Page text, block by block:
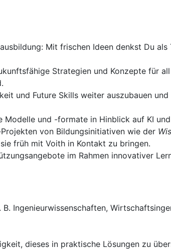
Mit frischen Ideen denkst Du als
Strategien und Konzepte für
und Future Skills weiter auszubauen
und -formate in Hinblick auf KI
von Bildungsinitiativen wie der
früh mit Voith in Kontakt zu bringen.
im Rahmen innovativer
Ingenieurwissenschaften,
dieses in praktische Lösungen zu